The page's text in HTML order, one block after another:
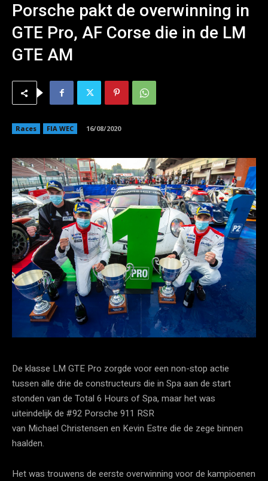
Porsche pakt de overwinning in
GTE Pro, AF Corse die in de LM
GTE AM
Races FIA WEC 16/08/2020
De klasse LM GTE Pro zorgde voor een non-stop actie
tussen alle drie de constructeurs die in Spa aan de start
stonden van de Total 6 Hours of Spa, maar het was
uiteindelijk de #92 Porsche 911 RSR
van Michael Christensen en Kevin Estre die de zege binnen
haalden.
Het was trouwens de eerste overwinning voor de kampioenen